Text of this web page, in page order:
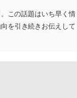
この話題はいち早く情
を引き続きお伝えして